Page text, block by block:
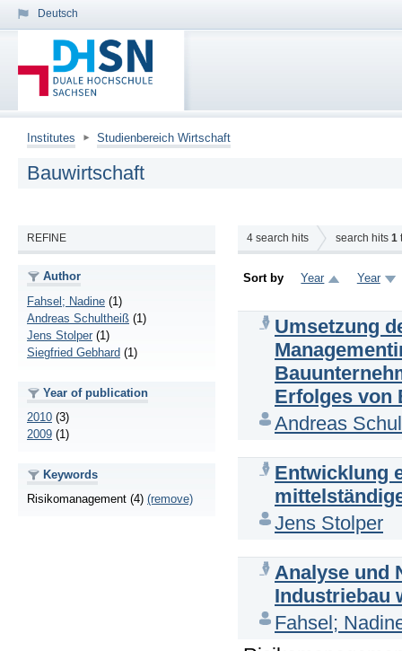
Deutsch
Institutes Studienbereich Wirtschaft
Bauwirtschaft
REFINE
Author
Fahsel; Nadine (1)
Andreas Schultheiß (1)
Jens Stolper (1)
Siegfried Gebhard (1)
Year of publication
2010 (3)
2009 (1)
Keywords
Risikomanagement (4) (remove)
4 search hits search hits 1
Sort by Year Year
Umsetzung
Erfolges von
Andreas
Entwicklung
Jens Stolper
Analyse und
Industriebau
Fahsel;